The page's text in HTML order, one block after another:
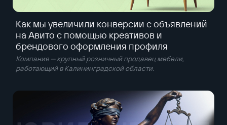
Как мы увеличили конверсии с объявлений
на Авито с помощью креативов и
брендового оформления профиля
Компания — крупный розничный продавец мебели,
работающий в Калининградской области.